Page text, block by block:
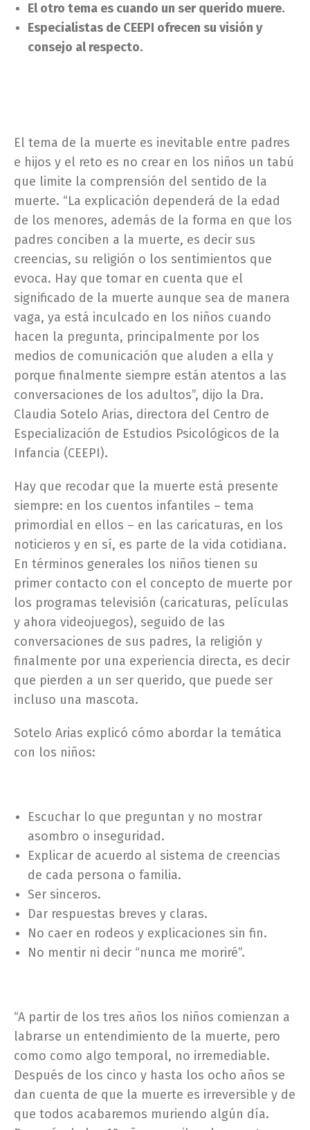
El otro tema es cuando un ser querido muere.
Especialistas de CEEPI ofrecen su visión y
consejo al respecto.
El tema de la muerte es inevitable entre padres
e hijos y el reto es no crear en los niños un tabú
que limite la comprensión del sentido de la
muerte. “La explicación dependerá de la edad
de los menores, además de la forma en que los
padres conciben a la muerte, es decir sus
creencias, su religión o los sentimientos que
evoca. Hay que tomar en cuenta que el
significado de la muerte aunque sea de manera
vaga, ya está inculcado en los niños cuando
hacen la pregunta, principalmente por los
medios de comunicación que aluden a ella y
porque finalmente siempre están atentos a las
conversaciones de los adultos”, dijo la Dra.
Claudia Sotelo Arias, directora del Centro de
Especialización de Estudios Psicológicos de la
Infancia (CEEPI).
Hay que recodar que la muerte está presente
siempre: en los cuentos infantiles – tema
primordial en ellos – en las caricaturas, en los
noticieros y en sí, es parte de la vida cotidiana.
En términos generales los niños tienen su
primer contacto con el concepto de muerte por
los programas televisión (caricaturas, películas
y ahora videojuegos), seguido de las
conversaciones de sus padres, la religión y
finalmente por una experiencia directa, es decir
que pierden a un ser querido, que puede ser
incluso una mascota.
Sotelo Arias explicó cómo abordar la temática
con los niños:
Escuchar lo que preguntan y no mostrar
asombro o inseguridad.
Explicar de acuerdo al sistema de creencias
de cada persona o familia.
Ser sinceros.
Dar respuestas breves y claras.
No caer en rodeos y explicaciones sin fin.
No mentir ni decir “nunca me moriré”.
“A partir de los tres años los niños comienzan a
labrarse un entendimiento de la muerte, pero
como como algo temporal, no irremediable.
Después de los cinco y hasta los ocho años se
dan cuenta de que la muerte es irreversible y de
que todos acabaremos muriendo algún día.